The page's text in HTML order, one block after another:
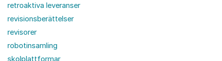
retroaktiva leveranser
revisionsberättelser
revisorer
robotinsamling
skolplattformar